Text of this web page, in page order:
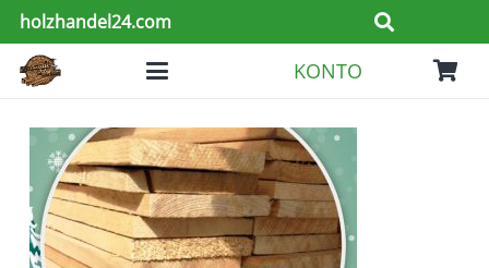
holzhandel24.com
KONTO